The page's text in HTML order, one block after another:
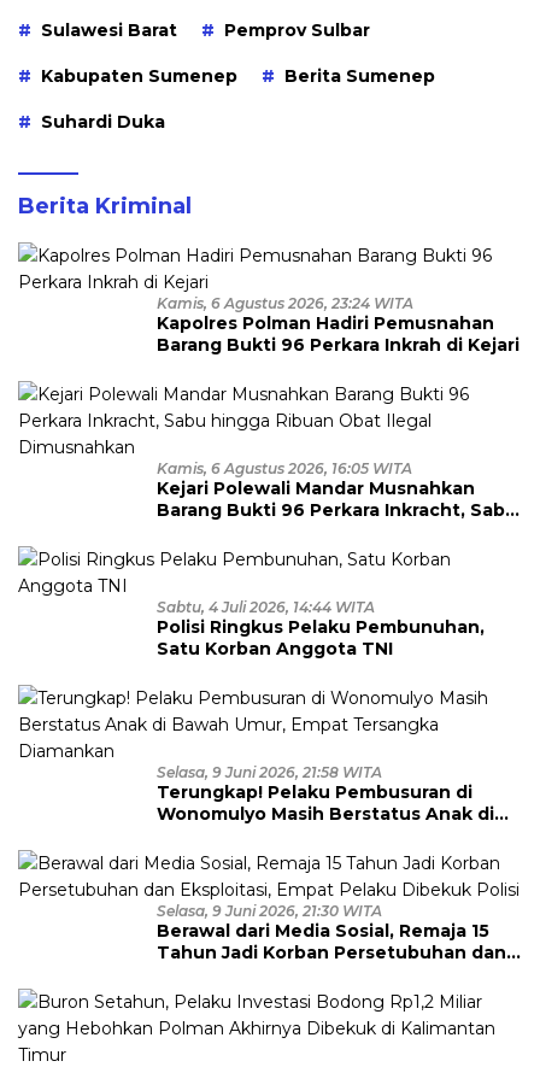
Sulawesi Barat Pemprov Sulbar
Kabupaten Sumenep Berita Sumenep
Suhardi Duka
Berita Kriminal
Kamis, 6 Agustus 2026, 23:24 WITA
Kapolres Polman Hadiri Pemusnahan
Barang Bukti 96 Perkara Inkrah di Kejari
Kamis, 6 Agustus 2026, 16:05 WITA
Kejari Polewali Mandar Musnahkan
Barang Bukti 96 Perkara Inkracht, Sabu
Dimusnahkan
Sabtu, 4 Juli 2026, 14:44 WITA
Polisi Ringkus Pelaku Pembunuhan,
Satu Korban Anggota TNI
Selasa, 9 Juni 2026, 21:58 WITA
Terungkap! Pelaku Pembusuran di
Wonomulyo Masih Berstatus Anak di
Diamankan
Selasa, 9 Juni 2026, 21:30 WITA
Berawal dari Media Sosial, Remaja 15
Tahun Jadi Korban Persetubuhan dan
Polisi